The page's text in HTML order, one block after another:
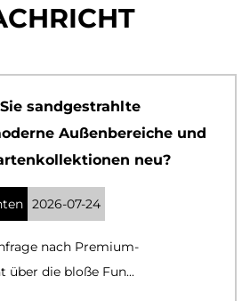
sandgestrahlte
Außenbereiche und
neu?
2026-07-24
nach Premium-
über die bloße Fun...